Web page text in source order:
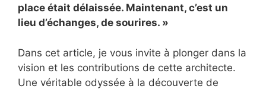
place était délaissée. Maintenant, c’est un
lieu d’échanges, de sourires. »
Dans cet article, je vous invite à plonger dans la
vision et les contributions de cette architecte.
Une véritable odyssée à la découverte de